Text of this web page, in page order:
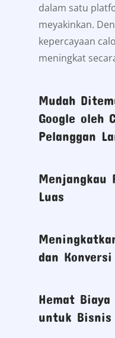
dalam satu
meyakinkan.
kepercayaan
meningkat
Mudah
Google oleh
Pelanggan
Menjangkau
Luas
dan Konversi
Hemat Biaya
untuk Bisnis